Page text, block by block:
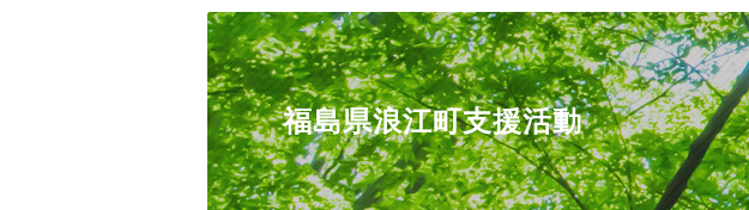
福島県浪江町支援活動